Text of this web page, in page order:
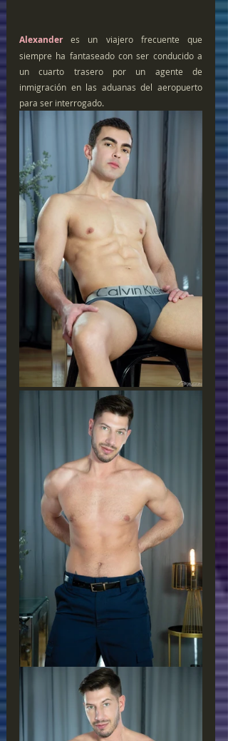
Alexander es un viajero frecuente que
siempre ha fantaseado con ser conducido a
un cuarto trasero por un agente de
inmigración en las aduanas del aeropuerto
para ser interrogado.